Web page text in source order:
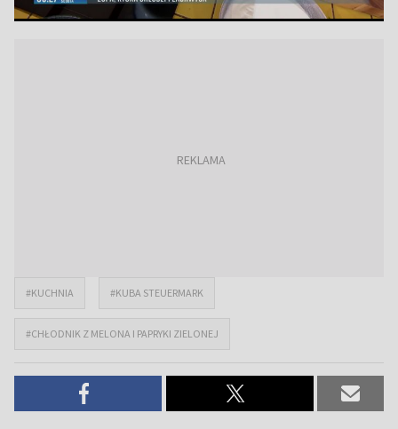
#KUCHNIA #KUBA STEUERMARK
#CHŁODNIK Z MELONA I PAPRYKI ZIELONEJ